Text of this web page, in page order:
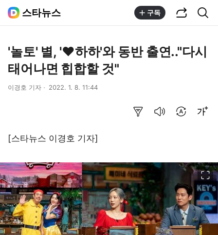
스타뉴스 구독
'놀토' 별, '♥하하'와 동반 출연.."다시
태어나면 힙합할 것"
이경호 기자 2022. 1. 8. 11:44
[스타뉴스 이경호 기자]